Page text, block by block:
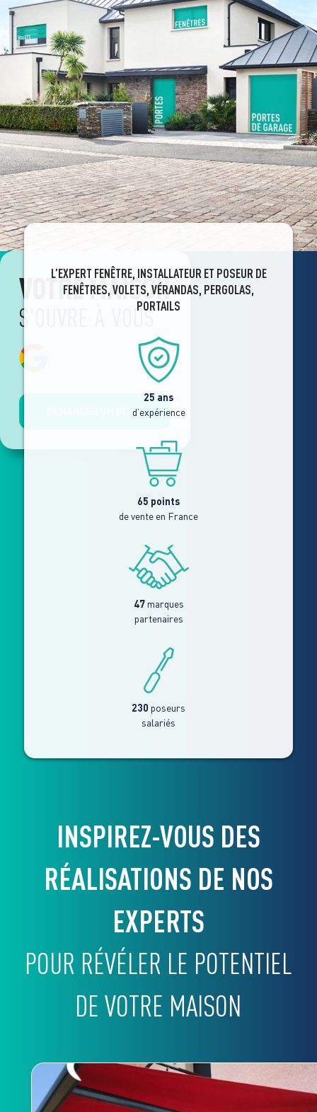
VOTRE MAISON
S'OUVRE À VOUS
DEMANDER UN DEVIS
L’EXPERT FENÊTRE, INSTALLATEUR ET POSEUR DE
FENÊTRES, VOLETS, VÉRANDAS, PERGOLAS,
PORTAILS
25 ans
d’expérience
65 points
de vente en France
47marques
partenaires
230 poseurs
salariés
INSPIREZ-VOUS DES
RÉALISATIONS DE NOS
EXPERTS
POUR RÉVÉLER LE POTENTIEL
DE VOTRE MAISON